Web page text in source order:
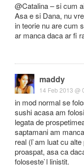
@Catalina – si cum
Asa e si Dana, nu
in teorie nu are cum
ar manca daca ar fi
maddy
14 Feb 2013 @
in mod normal se
sushi acasa am
legata de
saptamani am
real (l`am luat cu
proaspat, asa ca
foloseste`l linistit.